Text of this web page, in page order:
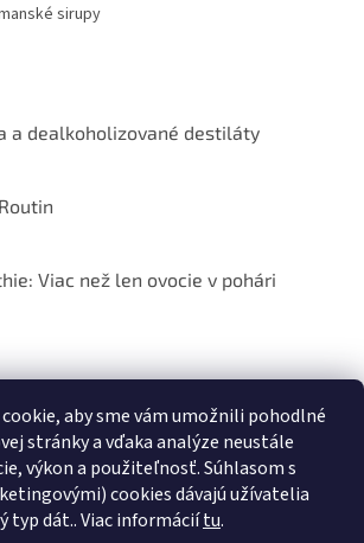
aby sme vám umožnili pohodlné
stránky a vďaka analýze neustále
výkon a použiteľnosť. Súhlasom s
cookies dávajú užívatelia
typ dát.. Viac informáciítu.
sirupy
a dealkoholizované destiláty
Viac než len ovocie v pohári